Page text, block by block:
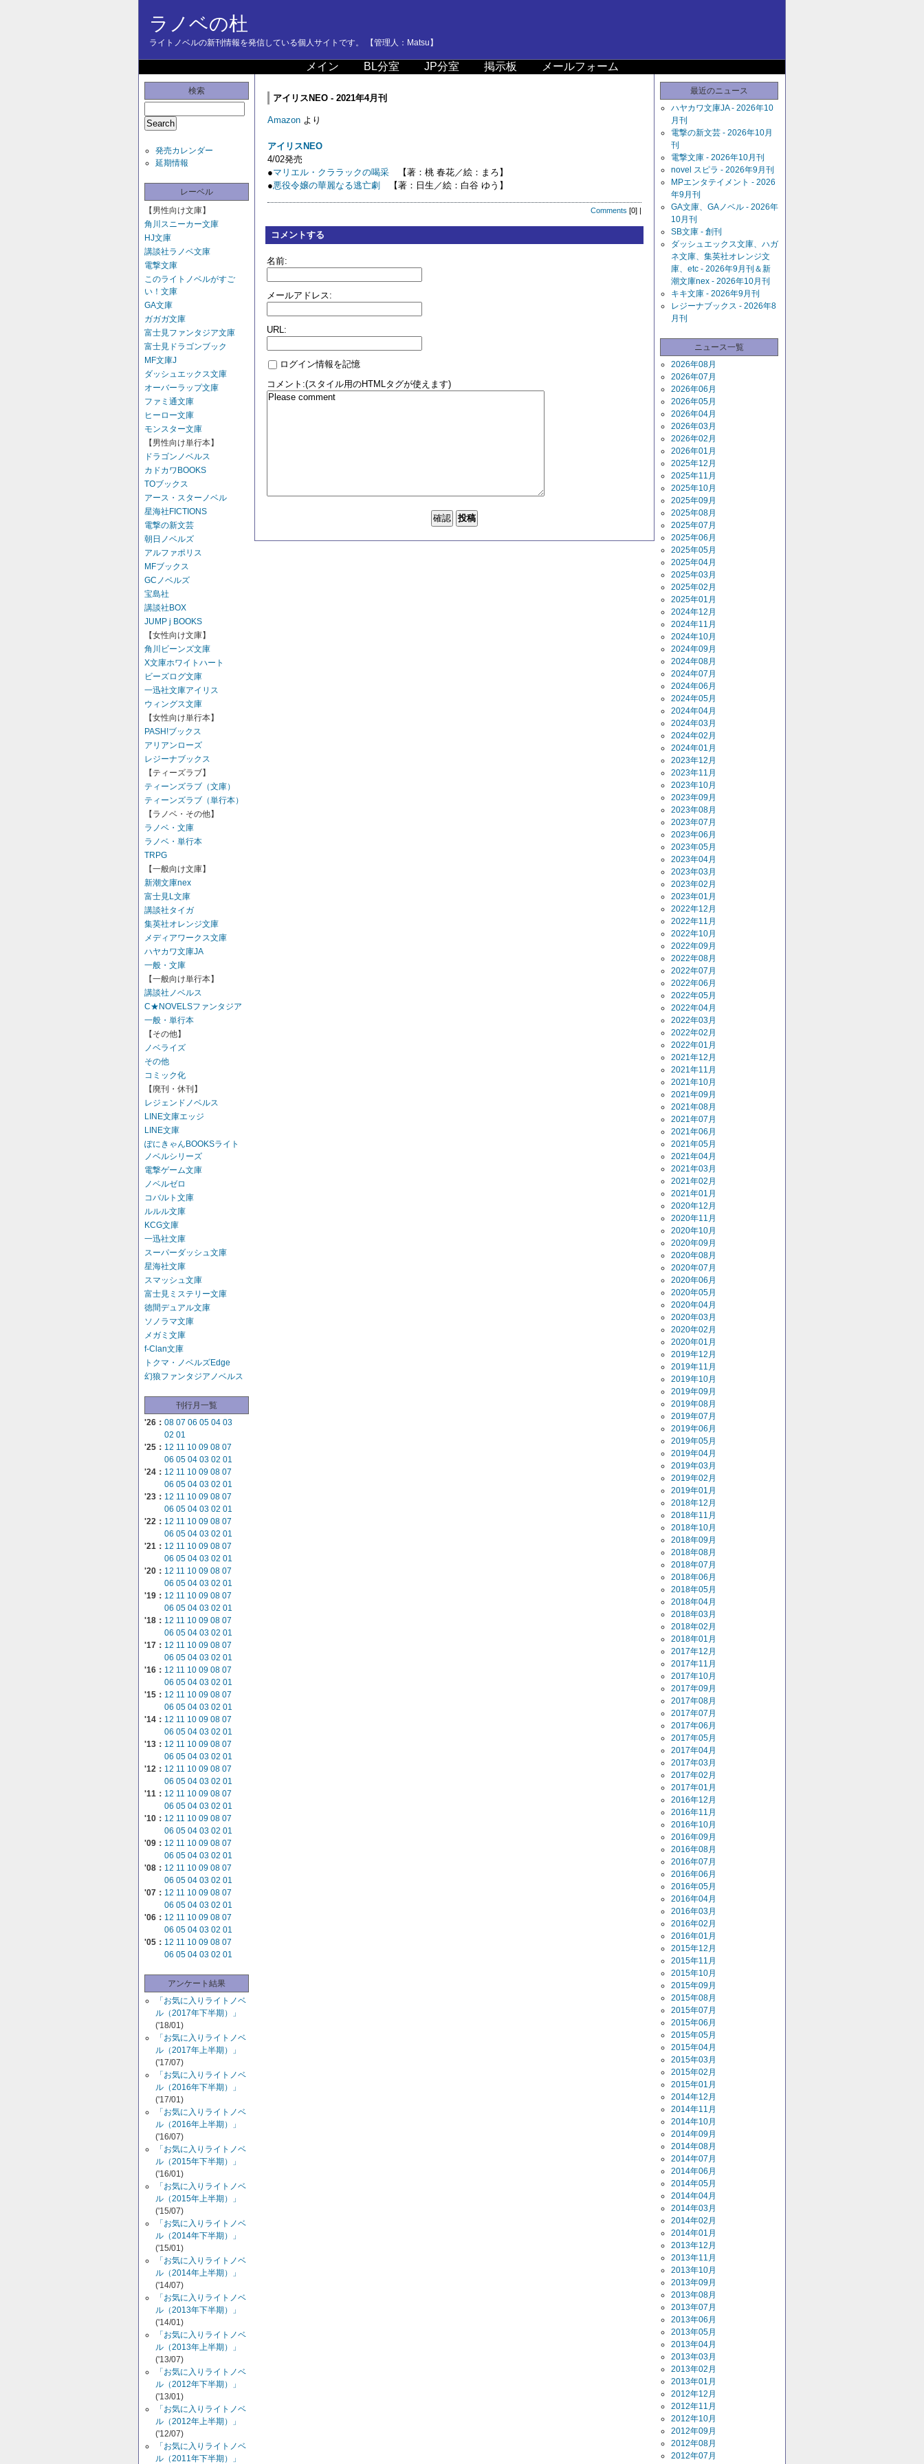
ラノベの杜
ライトノベルの新刊情報を発信している個人サイトです。 【管理人：Matsu】
メイン BL分室 JP分室 掲示板 メールフォーム
検索
発売カレンダー
延期情報
レーベル
【男性向け文庫】
角川スニーカー文庫
HJ文庫
講談社ラノベ文庫
電撃文庫
このライトノベルがすご
い！文庫
GA文庫
ガガガ文庫
富士見ファンタジア文庫
富士見ドラゴンブック
MF文庫J
ダッシュエックス文庫
オーバーラップ文庫
ファミ通文庫
ヒーロー文庫
モンスター文庫
【男性向け単行本】
ドラゴンノベルス
カドカワBOOKS
TOブックス
アース・スターノベル
星海社FICTIONS
電撃の新文芸
朝日ノベルズ
アルファポリス
MFブックス
GCノベルズ
宝島社
講談社BOX
JUMP j BOOKS
【女性向け文庫】
角川ビーンズ文庫
X文庫ホワイトハート
ビーズログ文庫
一迅社文庫アイリス
ウィングス文庫
【女性向け単行本】
PASH!ブックス
アリアンローズ
レジーナブックス
【ティーズラブ】
ティーンズラブ（文庫）
ティーンズラブ（単行本）
【ラノベ・その他】
ラノベ・文庫
ラノベ・単行本
TRPG
【一般向け文庫】
新潮文庫nex
富士見L文庫
講談社タイガ
集英社オレンジ文庫
メディアワークス文庫
ハヤカワ文庫JA
一般・文庫
【一般向け単行本】
講談社ノベルス
C★NOVELSファンタジア
一般・単行本
【その他】
ノベライズ
その他
コミック化
【廃刊・休刊】
レジェンドノベルス
LINE文庫エッジ
LINE文庫
ぽにきゃんBOOKSライト
ノベルシリーズ
電撃ゲーム文庫
ノベルゼロ
コバルト文庫
ルルル文庫
KCG文庫
一迅社文庫
スーパーダッシュ文庫
星海社文庫
スマッシュ文庫
富士見ミステリー文庫
徳間デュアル文庫
ソノラマ文庫
メガミ文庫
f-Clan文庫
トクマ・ノベルズEdge
幻狼ファンタジアノベルス
刊行月一覧
'26： 08 07 06 05 04 03
02 01
'25： 12 11 10 09 08 07
06 05 04 03 02 01
'24： 12 11 10 09 08 07
06 05 04 03 02 01
'23： 12 11 10 09 08 07
06 05 04 03 02 01
'22： 12 11 10 09 08 07
06 05 04 03 02 01
'21： 12 11 10 09 08 07
06 05 04 03 02 01
'20： 12 11 10 09 08 07
06 05 04 03 02 01
'19： 12 11 10 09 08 07
06 05 04 03 02 01
'18： 12 11 10 09 08 07
06 05 04 03 02 01
'17： 12 11 10 09 08 07
06 05 04 03 02 01
'16： 12 11 10 09 08 07
06 05 04 03 02 01
'15： 12 11 10 09 08 07
06 05 04 03 02 01
'14： 12 11 10 09 08 07
06 05 04 03 02 01
'13： 12 11 10 09 08 07
06 05 04 03 02 01
'12： 12 11 10 09 08 07
06 05 04 03 02 01
'11： 12 11 10 09 08 07
06 05 04 03 02 01
'10： 12 11 10 09 08 07
06 05 04 03 02 01
'09： 12 11 10 09 08 07
06 05 04 03 02 01
'08： 12 11 10 09 08 07
06 05 04 03 02 01
'07： 12 11 10 09 08 07
06 05 04 03 02 01
'06： 12 11 10 09 08 07
06 05 04 03 02 01
'05： 12 11 10 09 08 07
06 05 04 03 02 01
アンケート結果
「お気に入りライトノベ
ル（2017年下半期）」
('18/01)
「お気に入りライトノベ
ル（2017年上半期）」
('17/07)
「お気に入りライトノベ
ル（2016年下半期）」
('17/01)
「お気に入りライトノベ
ル（2016年上半期）」
('16/07)
「お気に入りライトノベ
ル（2015年下半期）」
('16/01)
「お気に入りライトノベ
ル（2015年上半期）」
('15/07)
「お気に入りライトノベ
ル（2014年下半期）」
('15/01)
「お気に入りライトノベ
ル（2014年上半期）」
('14/07)
「お気に入りライトノベ
ル（2013年下半期）」
('14/01)
「お気に入りライトノベ
ル（2013年上半期）」
('13/07)
「お気に入りライトノベ
ル（2012年下半期）」
('13/01)
「お気に入りライトノベ
ル（2012年上半期）」
('12/07)
「お気に入りライトノベ
ル（2011年下半期）」
アイリスNEO - 2021年4月刊
Amazon より
アイリスNEO
4/02発売
●マリエル・クララックの喝采 【著：桃 春花／絵：まろ】
●悪役令嬢の華麗なる逃亡劇 【著：日生／絵：白谷 ゆう】
Comments [0] |
コメントする
名前:
メールアドレス:
URL:
ログイン情報を記憶
コメント:(スタイル用のHTMLタグが使えます)
最近のニュース
ハヤカワ文庫JA - 2026年10
月刊
電撃の新文芸 - 2026年10月
刊
電撃文庫 - 2026年10月刊
novel スピラ - 2026年9月刊
MPエンタテイメント - 2026
年9月刊
GA文庫、GAノベル - 2026年
10月刊
SB文庫 - 創刊
ダッシュエックス文庫、ハガ
ネ文庫、集英社オレンジ文
庫、etc - 2026年9月刊＆新
潮文庫nex - 2026年10月刊
キキ文庫 - 2026年9月刊
レジーナブックス - 2026年8
月刊
ニュース一覧
2026年08月
2026年07月
2026年06月
2026年05月
2026年04月
2026年03月
2026年02月
2026年01月
2025年12月
2025年11月
2025年10月
2025年09月
2025年08月
2025年07月
2025年06月
2025年05月
2025年04月
2025年03月
2025年02月
2025年01月
2024年12月
2024年11月
2024年10月
2024年09月
2024年08月
2024年07月
2024年06月
2024年05月
2024年04月
2024年03月
2024年02月
2024年01月
2023年12月
2023年11月
2023年10月
2023年09月
2023年08月
2023年07月
2023年06月
2023年05月
2023年04月
2023年03月
2023年02月
2023年01月
2022年12月
2022年11月
2022年10月
2022年09月
2022年08月
2022年07月
2022年06月
2022年05月
2022年04月
2022年03月
2022年02月
2022年01月
2021年12月
2021年11月
2021年10月
2021年09月
2021年08月
2021年07月
2021年06月
2021年05月
2021年04月
2021年03月
2021年02月
2021年01月
2020年12月
2020年11月
2020年10月
2020年09月
2020年08月
2020年07月
2020年06月
2020年05月
2020年04月
2020年03月
2020年02月
2020年01月
2019年12月
2019年11月
2019年10月
2019年09月
2019年08月
2019年07月
2019年06月
2019年05月
2019年04月
2019年03月
2019年02月
2019年01月
2018年12月
2018年11月
2018年10月
2018年09月
2018年08月
2018年07月
2018年06月
2018年05月
2018年04月
2018年03月
2018年02月
2018年01月
2017年12月
2017年11月
2017年10月
2017年09月
2017年08月
2017年07月
2017年06月
2017年05月
2017年04月
2017年03月
2017年02月
2017年01月
2016年12月
2016年11月
2016年10月
2016年09月
2016年08月
2016年07月
2016年06月
2016年05月
2016年04月
2016年03月
2016年02月
2016年01月
2015年12月
2015年11月
2015年10月
2015年09月
2015年08月
2015年07月
2015年06月
2015年05月
2015年04月
2015年03月
2015年02月
2015年01月
2014年12月
2014年11月
2014年10月
2014年09月
2014年08月
2014年07月
2014年06月
2014年05月
2014年04月
2014年03月
2014年02月
2014年01月
2013年12月
2013年11月
2013年10月
2013年09月
2013年08月
2013年07月
2013年06月
2013年05月
2013年04月
2013年03月
2013年02月
2013年01月
2012年12月
2012年11月
2012年10月
2012年09月
2012年08月
2012年07月